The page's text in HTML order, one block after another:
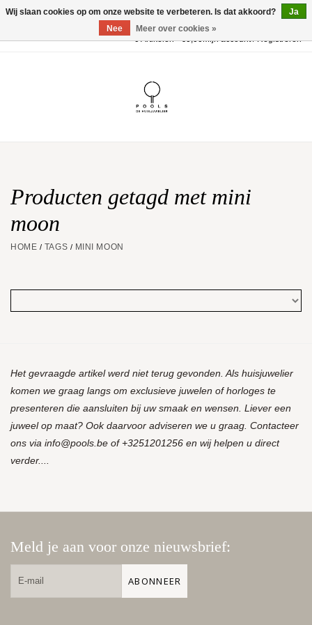
0 Artikelen - €0,00Mijn account / Registreren
Huwelijk
Geschenkbon
Producten getagd met mini
moon
HOME / TAGS / MINI MOON
Het gevraagde artikel werd niet terug gevonden. Als huisjuwelier
komen we graag langs om exclusieve juwelen of horloges te
presenteren die aansluiten bij uw smaak en wensen. Liever een
juweel op maat? Ook daarvoor adviseren we u graag. Contacteer
ons via info@pools.be of +3251201256 en wij helpen u direct
verder....
Meld je aan voor onze nieuwsbrief:
ABONNEER
Wij slaan cookies op om onze website te verbeteren. Is dat akkoord?
Ja
Nee
Meer over cookies »